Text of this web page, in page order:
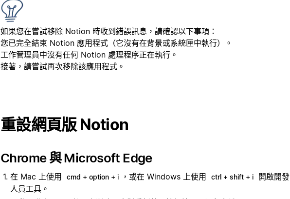
如果您在嘗試移除 Notion 時收到錯誤訊息，請確認以下事項：
您已完全結束 Notion 應用程式（它沒有在背景或系統匣中執行）。
工作管理員中沒有任何 Notion 處理程序正在執行。
接著，請嘗試再次移除該應用程式。
重設網頁版 Notion
Chrome 與 Microsoft Edge
在 Mac 上使用 cmd + option + i ，或在 Windows 上使用 ctrl + shift + i
開啟開發
人員工具。